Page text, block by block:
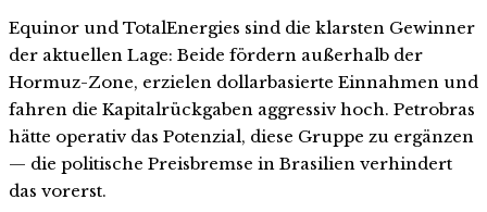
Equinor und TotalEnergies sind die klarsten Gewinner
der aktuellen Lage: Beide fördern außerhalb der
Hormuz-Zone, erzielen dollarbasierte Einnahmen und
fahren die Kapitalrückgaben aggressiv hoch. Petrobras
hätte operativ das Potenzial, diese Gruppe zu ergänzen
— die politische Preisbremse in Brasilien verhindert
das vorerst.